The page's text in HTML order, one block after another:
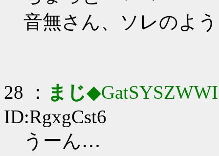
音無さん、ソレのよ
28 ： まじ◆GatSYSZWWI
ID:RgxgCst6
うーん…